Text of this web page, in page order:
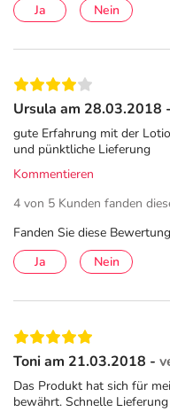
Ja
Nein
Ursula am 28.03.2018 -
gute Erfahrung mit der
und pünktliche Lieferung
Kommentieren
4 von 5 Kunden fanden
Fanden Sie diese
Ja
Nein
Toni am 21.03.2018 -
Das Produkt hat sich für
bewährt. Schnelle